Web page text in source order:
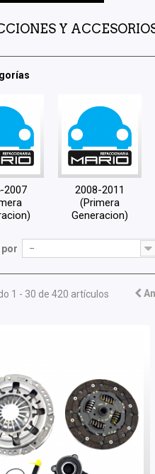
Y
2007
2008-2011
(Primera
Generacion)
por --
1 - 30 de 420 artículos